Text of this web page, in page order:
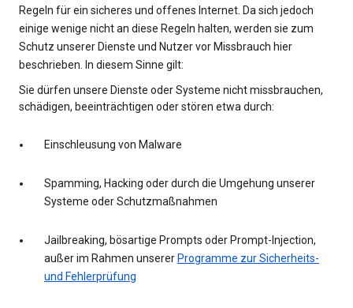
Regeln für ein sicheres und offenes Internet. Da sich jedoch
einige wenige nicht an diese Regeln halten, werden sie zum
Schutz unserer Dienste und Nutzer vor Missbrauch hier
beschrieben. In diesem Sinne gilt:
Sie dürfen unsere Dienste oder Systeme nicht missbrauchen,
schädigen, beeinträchtigen oder stören etwa durch:
Einschleusung von Malware
Spamming, Hacking oder durch die Umgehung unserer
Systeme oder Schutzmaßnahmen
Jailbreaking, bösartige Prompts oder Prompt-Injection,
außer im Rahmen unserer Programme zur Sicherheits-
und Fehlerprüfung